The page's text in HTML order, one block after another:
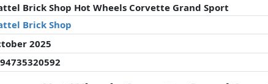
Brick Shop Hot Wheels Corvette Grand Sport
Brick Shop
2025